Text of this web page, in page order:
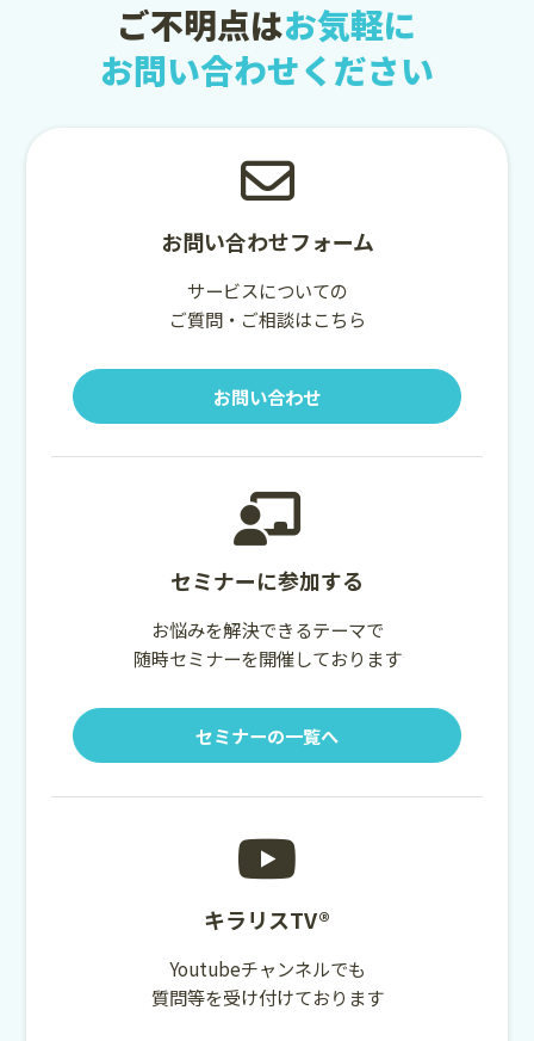
ご不明点はお気軽に
お問い合わせください
お問い合わせフォーム
サービスについての
ご質問・ご相談はこちら
お問い合わせ
セミナーに参加する
お悩みを解決できるテーマで
随時セミナーを開催しております
セミナーの一覧へ
キラリスTV®
Youtubeチャンネルでも
質問等を受け付けております